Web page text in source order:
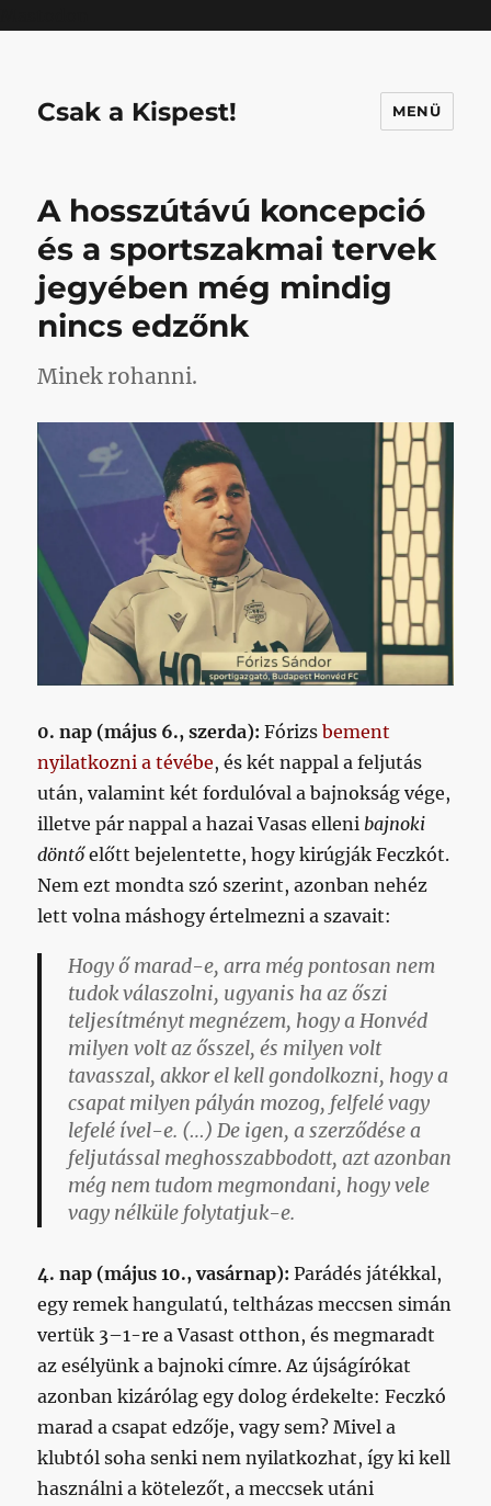
Csak a Kispest! MENÜ
A hosszútávú koncepció
és a sportszakmai tervek
jegyében még mindig
nincs edzőnk
Minek rohanni.
0. nap (május 6., szerda): Fórizsbement
nyilatkozni a tévébe, és két nappal a feljutás
után, valamint két fordulóval a bajnokság vége,
illetve pár nappal a hazai Vasas elleni bajnoki
döntőelőtt bejelentette, hogy kirúgják Feczkót.
Nem ezt mondta szó szerint, azonban nehéz
lett volna máshogy értelmezni a szavait:
Hogy ő marad-e, arra még pontosan nem
tudok válaszolni, ugyanis ha az őszi
teljesítményt megnézem, hogy a Honvéd
milyen volt az ősszel, és milyen volt
tavasszal, akkor el kell gondolkozni, hogy a
csapat milyen pályán mozog, felfelé vagy
lefelé ível-e. (…) De igen, a szerződése a
feljutással meghosszabbodott, azt azonban
még nem tudom megmondani, hogy vele
vagy nélküle folytatjuk-e.
4. nap (május 10., vasárnap): Parádés játékkal,
egy remek hangulatú, teltházas meccsen simán
vertük 3–1-re a Vasast otthon, és megmaradt
az esélyünk a bajnoki címre. Az újságírókat
azonban kizárólag egy dolog érdekelte: Feczkó
marad a csapat edzője, vagy sem? Mivel a
klubtól soha senki nem nyilatkozhat, így ki kell
használni a kötelezőt, a meccsek utáni